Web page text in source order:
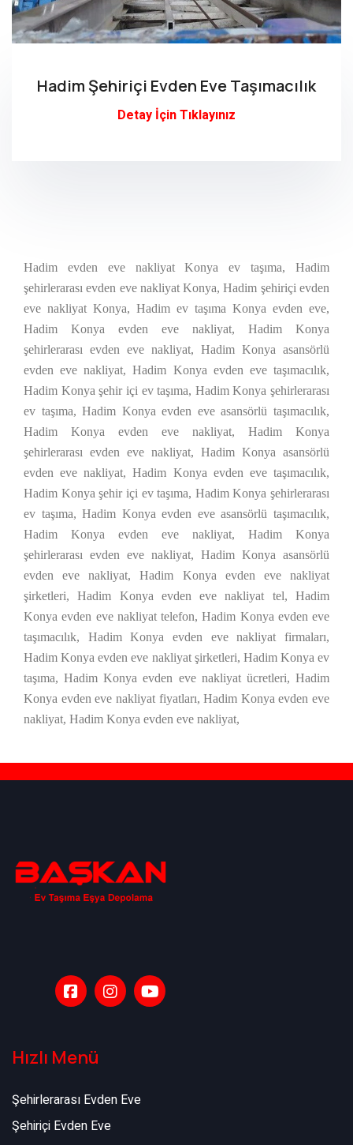
Hadim Şehiriçi Evden Eve Taşımacılık
Detay İçin Tıklayınız
Hadim evden eve nakliyat Konya ev taşıma, Hadim
şehirlerarası evden eve nakliyat Konya, Hadim şehiriçi evden
eve nakliyat Konya, Hadim ev taşıma Konya evden eve,
Hadim Konya evden eve nakliyat, Hadim Konya
şehirlerarası evden eve nakliyat, Hadim Konya asansörlü
evden eve nakliyat, Hadim Konya evden eve taşımacılık,
Hadim Konya şehir içi ev taşıma, Hadim Konya şehirlerarası
ev taşıma, Hadim Konya evden eve asansörlü taşımacılık,
Hadim Konya evden eve nakliyat, Hadim Konya
şehirlerarası evden eve nakliyat, Hadim Konya asansörlü
evden eve nakliyat, Hadim Konya evden eve taşımacılık,
Hadim Konya şehir içi ev taşıma, Hadim Konya şehirlerarası
ev taşıma, Hadim Konya evden eve asansörlü taşımacılık,
Hadim Konya evden eve nakliyat, Hadim Konya
şehirlerarası evden eve nakliyat, Hadim Konya asansörlü
evden eve nakliyat, Hadim Konya evden eve nakliyat
şirketleri, Hadim Konya evden eve nakliyat tel, Hadim
Konya evden eve nakliyat telefon, Hadim Konya evden eve
taşımacılık, Hadim Konya evden eve nakliyat firmaları,
Hadim Konya evden eve nakliyat şirketleri, Hadim Konya ev
taşıma, Hadim Konya evden eve nakliyat ücretleri, Hadim
Konya evden eve nakliyat fiyatları, Hadim Konya evden eve
nakliyat, Hadim Konya evden eve nakliyat,
Hızlı Menü
Şehirlerarası Evden Eve
Şehiriçi Evden Eve